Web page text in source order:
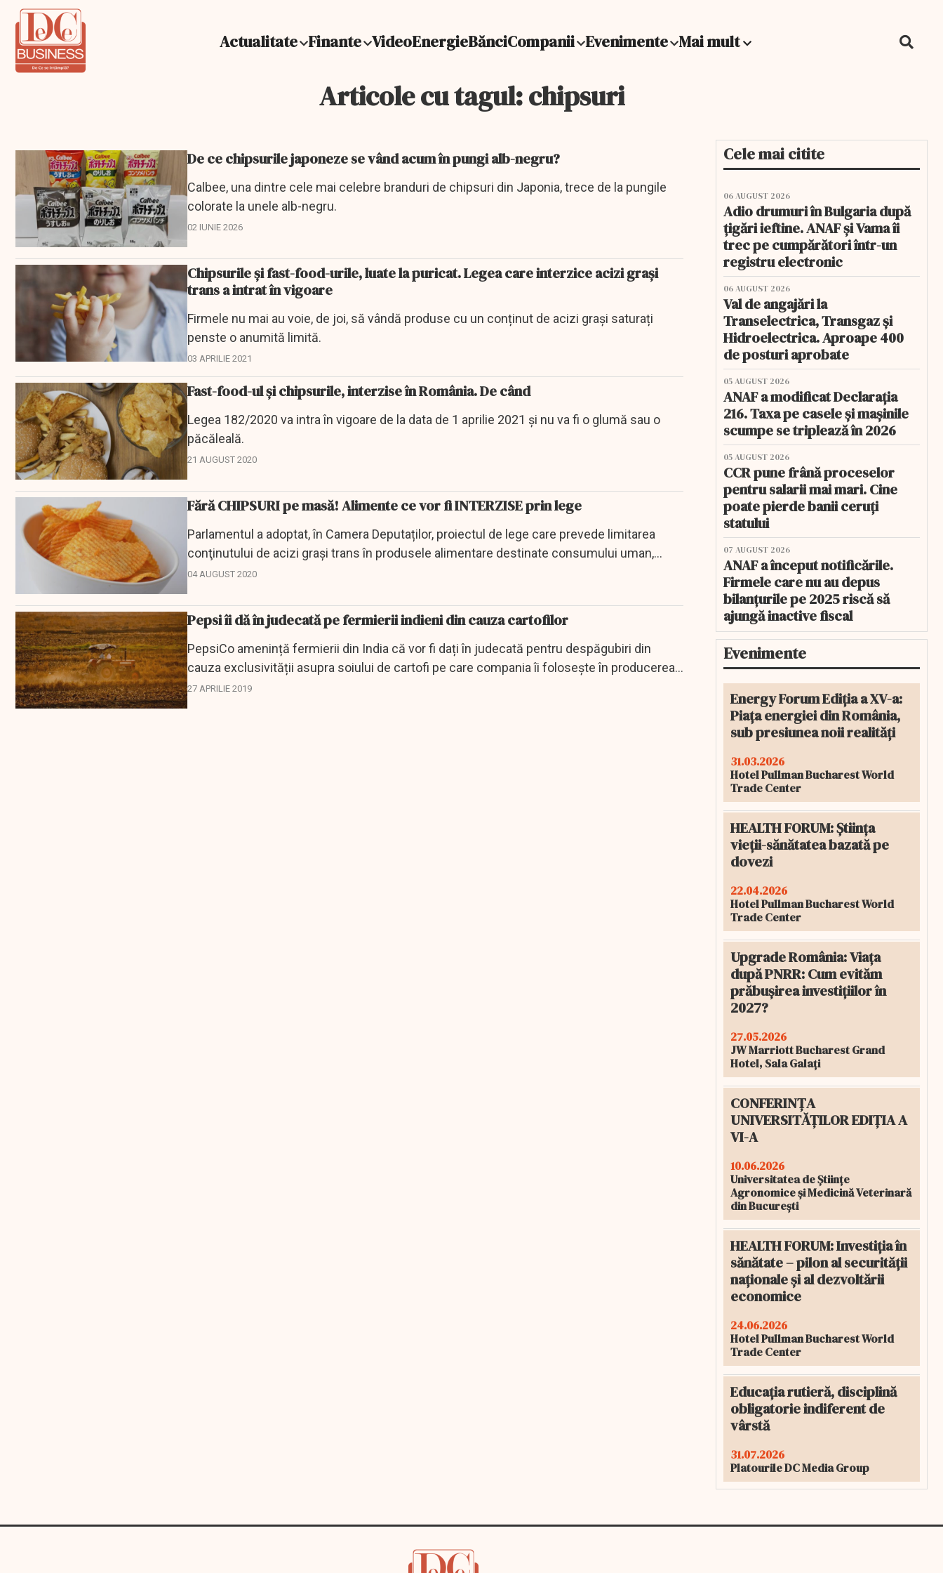
Actualitate Finante VideoEnergieBănciCompanii Evenimente Mai mult
Articole cu tagul: chipsuri
De ce chipsurile japoneze se vând acum în pungi alb-negru?
Calbee, una dintre cele mai celebre branduri de chipsuri din Japonia, trece de la pungile
colorate la unele alb-negru.
02 IUNIE 2026
Chipsurile și fast-food-urile, luate la puricat. Legea care interzice acizi grași
trans a intrat în vigoare
Firmele nu mai au voie, de joi, să vândă produse cu un conținut de acizi grași saturați
penste o anumită limită.
03 APRILIE 2021
Fast-food-ul și chipsurile, interzise în România. De când
Legea 182/2020 va intra în vigoare de la data de 1 aprilie 2021 și nu va fi o glumă sau o
păcăleală.
21 AUGUST 2020
Fără CHIPSURI pe masă! Alimente ce vor fi INTERZISE prin lege
Parlamentul a adoptat, în Camera Deputaților, proiectul de lege care prevede limitarea
conţinutului de acizi graşi trans în produsele alimentare destinate consumului uman,
conform Regulamentului...
04 AUGUST 2020
Pepsi îi dă în judecată pe fermierii indieni din cauza cartofilor
PepsiCo amenință fermierii din India că vor fi dați în judecată pentru despăgubiri din
cauza exclusivității asupra soiului de cartofi pe care compania îi folosește în producerea
de...
27 APRILIE 2019
Cele mai citite
06 AUGUST 2026
Adio drumuri în Bulgaria după
țigări ieftine. ANAF și Vama îi
trec pe cumpărători într-un
registru electronic
06 AUGUST 2026
Val de angajări la
Transelectrica, Transgaz și
Hidroelectrica. Aproape 400
de posturi aprobate
05 AUGUST 2026
ANAF a modificat Declarația
216. Taxa pe casele și mașinile
scumpe se triplează în 2026
05 AUGUST 2026
CCR pune frână proceselor
pentru salarii mai mari. Cine
poate pierde banii ceruți
statului
07 AUGUST 2026
ANAF a început notificările.
Firmele care nu au depus
bilanțurile pe 2025 riscă să
ajungă inactive fiscal
Evenimente
Energy Forum Ediția a XV-a:
Piața energiei din România,
sub presiunea noii realități
31.03.2026
Hotel Pullman Bucharest World
Trade Center
HEALTH FORUM: Știința
vieții-sănătatea bazată pe
dovezi
22.04.2026
Hotel Pullman Bucharest World
Trade Center
Upgrade România: Viața
după PNRR: Cum evităm
prăbușirea investițiilor în
2027?
27.05.2026
JW Marriott Bucharest Grand
Hotel, Sala Galați
CONFERINȚA
UNIVERSITĂȚILOR EDIȚIA A
VI-A
10.06.2026
Universitatea de Științe
Agronomice și Medicină Veterinară
din București
HEALTH FORUM: Investiția în
sănătate – pilon al securității
naționale și al dezvoltării
economice
24.06.2026
Hotel Pullman Bucharest World
Trade Center
Educația rutieră, disciplină
obligatorie indiferent de
vârstă
31.07.2026
Platourile DC Media Group